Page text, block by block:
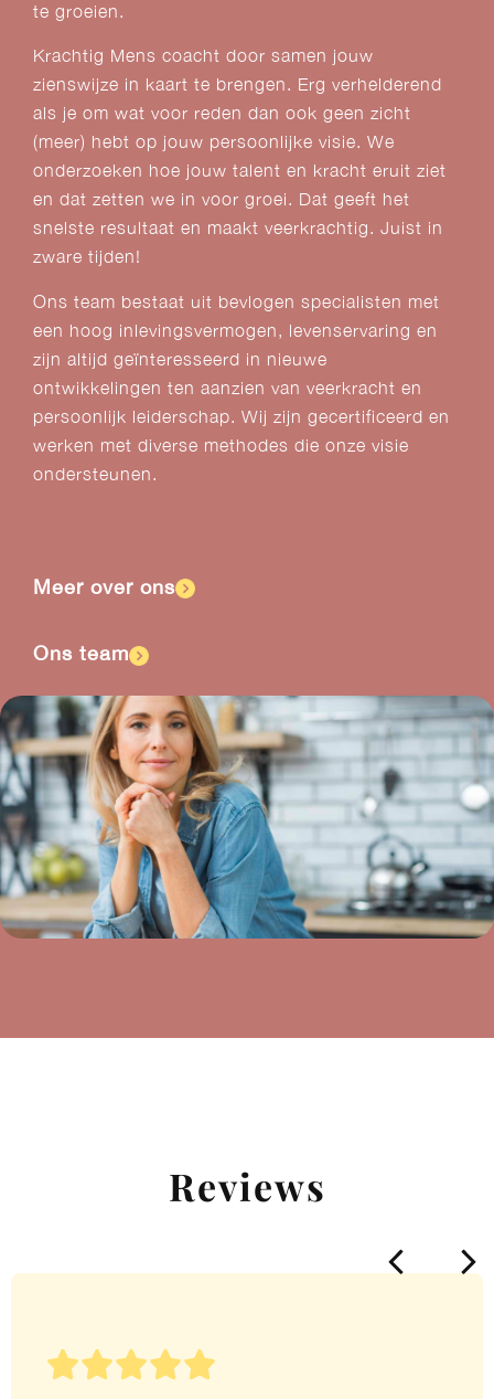
te groeien.
Krachtig Mens coacht door samen jouw
zienswijze in kaart te brengen. Erg verhelderend
als je om wat voor reden dan ook geen zicht
(meer) hebt op jouw persoonlijke visie. We
onderzoeken hoe jouw talent en kracht eruit ziet
en dat zetten we in voor groei. Dat geeft het
snelste resultaat en maakt veerkrachtig. Juist in
zware tijden!
Ons team bestaat uit bevlogen specialisten met
een hoog inlevingsvermogen, levenservaring en
zijn altijd geïnteresseerd in nieuwe
ontwikkelingen ten aanzien van veerkracht en
persoonlijk leiderschap. Wij zijn gecertificeerd en
werken met diverse methodes die onze visie
ondersteunen.
Meer over ons
Ons team
Reviews
